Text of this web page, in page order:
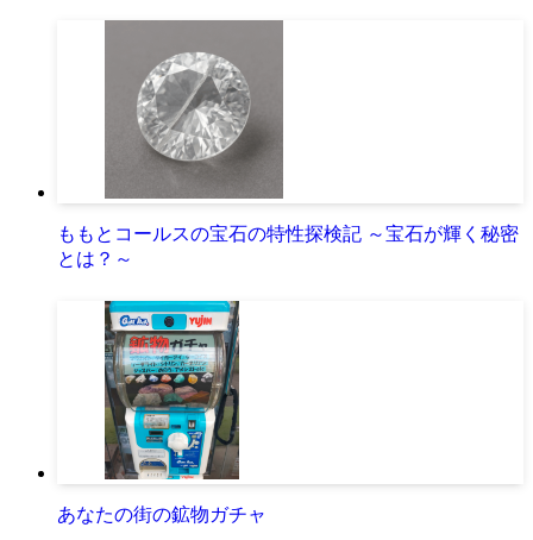
ももとコールスの宝石の特性探検記 ～宝石が輝く秘密
とは？～
あなたの街の鉱物ガチャ